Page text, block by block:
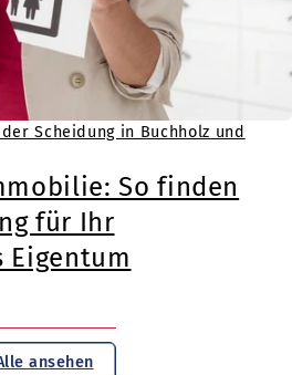
Scheidung in Buchholz und
So finden
für Ihr
Eigentum
ansehen